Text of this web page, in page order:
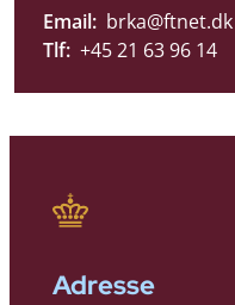
Email: brka@ftnet.dk
Tlf: +45 21 63 96 14
Adresse